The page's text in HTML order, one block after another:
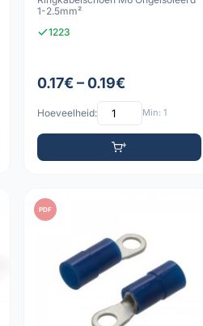
1-2.5mm²
1223
0.17€ – 0.19€
Hoeveelheid: Min: 1
PDF